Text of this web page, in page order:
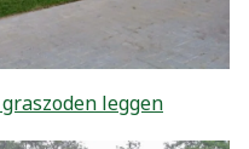
leggen